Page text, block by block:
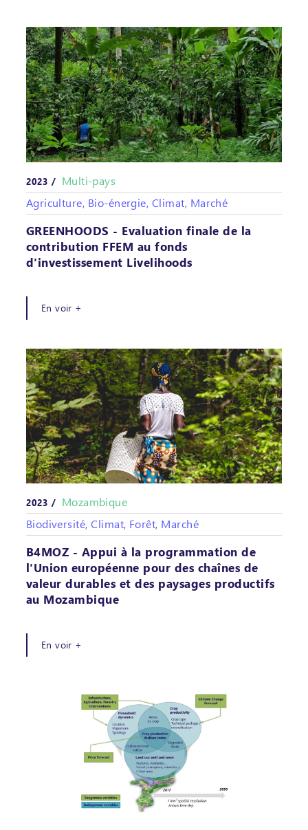
2023 / Multi-pays
Agriculture, Bio-énergie, Climat, Marché
GREENHOODS - Evaluation finale de la
contribution FFEM au fonds
d'investissement Livelihoods
En voir +
2023 / Mozambique
Biodiversité, Climat, Forêt, Marché
B4MOZ - Appui à la programmation de
l'Union européenne pour des chaînes de
valeur durables et des paysages productifs
au Mozambique
En voir +